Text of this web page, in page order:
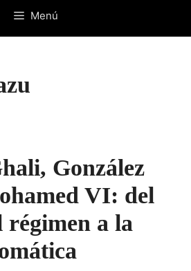
Menú
González
VI: del
régimen a la